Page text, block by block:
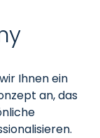
Ihnen ein
an, das